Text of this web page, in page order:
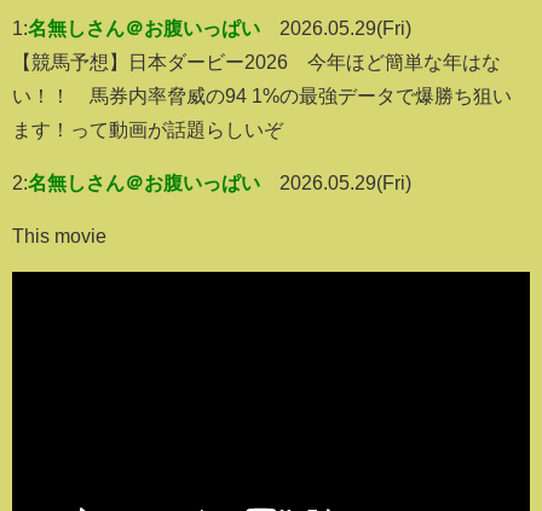
1:名無しさん＠お腹いっぱい
2026.05.29(Fri)
【競馬予想】日本ダービー2026 今年ほど簡単な年はな
い！！ 馬券内率脅威の94 1%の最強データで爆勝ち狙い
ます！って動画が話題らしいぞ
2:名無しさん＠お腹いっぱい 2026.05.29(Fri)
This movie